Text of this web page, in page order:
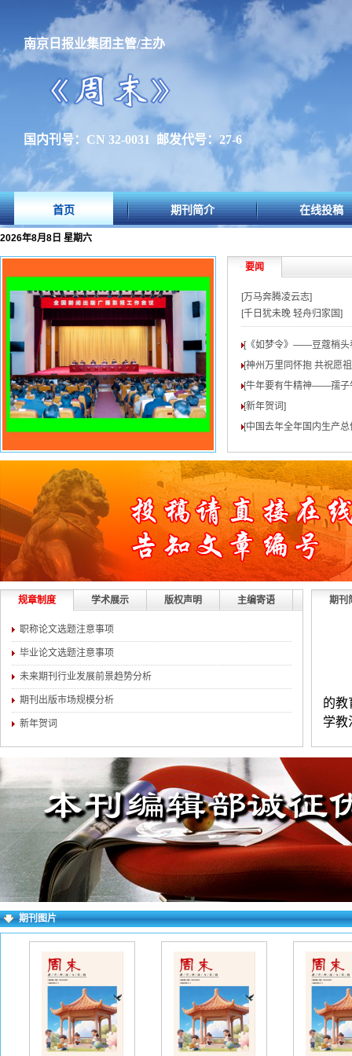
南京日报业集团主管/主办
国内刊号：CN 32-0031 邮发代号：27-6
首页 期刊简介 在线投稿
2026年8月8日 星期六
要闻
[万马奔腾凌云志]
[千日犹未晚 轻舟归家国]
[《如梦令》——豆蔻梢头
[神州万里同怀抱 共祝愿
[牛年要有牛精神——孺子
[新年贺词]
[中国去年全年国内生产
规章制度 学术展示 版权声明 主编寄语
职称论文选题注意事项
毕业论文选题注意事项
未来期刊行业发展前景趋势分析
期刊出版市场规模分析
新年贺词
期刊
的教
学教
练，
（两
简介
权对
右上
失败
投稿
期刊图片